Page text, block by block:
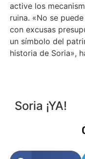
active los
ruina. «No se
con excusas
un símbolo del
historia de Soria»,
Soria ¡YA!